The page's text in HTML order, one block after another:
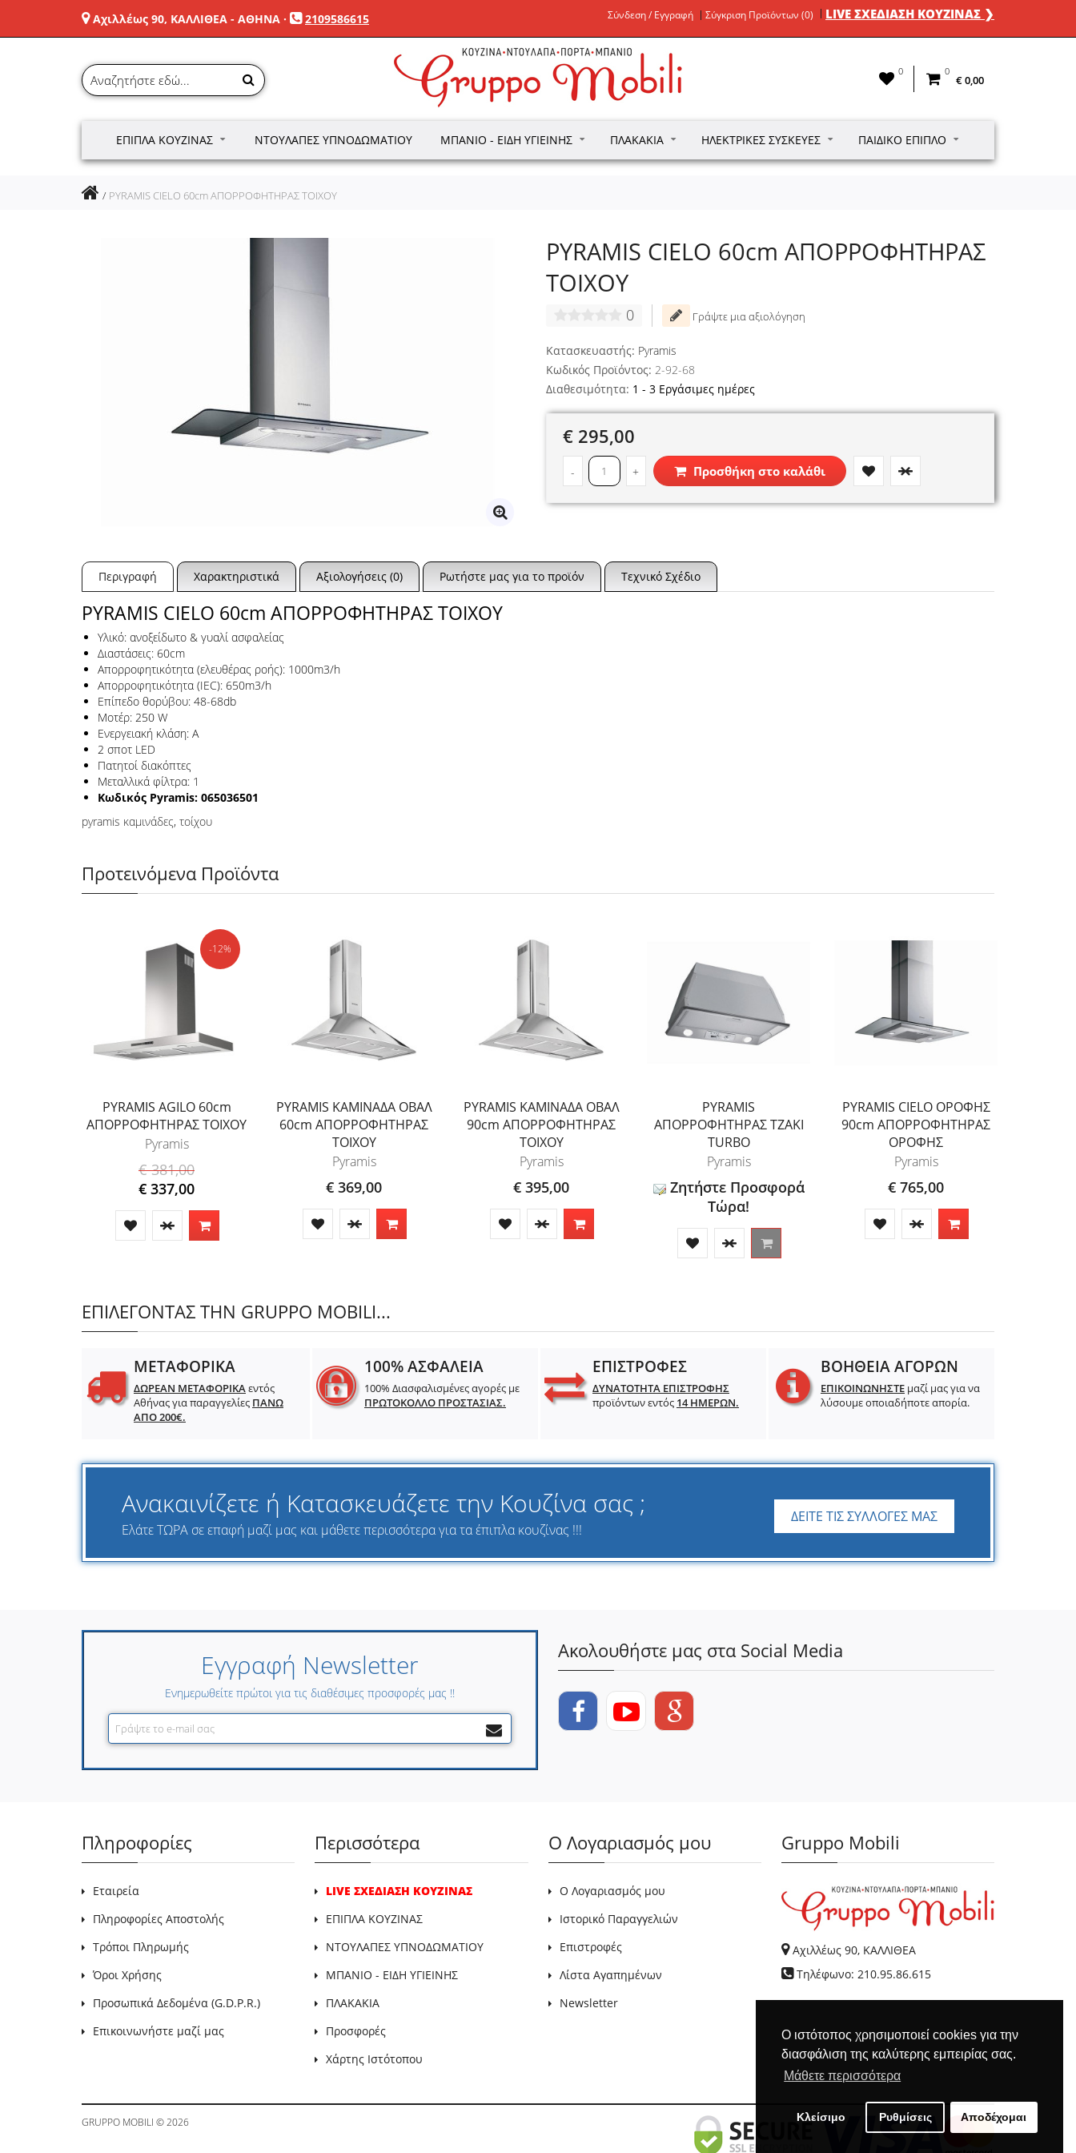
Ο ιστότοπος χρησιμοποιεί cookies για την
διασφάλιση της καλύτερης εμπειρίας σας.
Μάθετε περισσότερα
Κλείσιμο Ρυθμίσεις Αποδέχομαι
Αχιλλέως 90, ΚΑΛΛΙΘΕΑ - ΑΘΗΝΑ · 2109586615 Σύνδεση / Εγγραφή Σύγκριση Προϊόντων (0) LIVE ΣΧΕΔΙΑΣΗ ΚΟΥΖΙΝΑΣ ❯
0 0
€ 0,00
ΈΠΙΠΛΑ ΚΟΥΖΊΝΑΣ ΝΤΟΥΛΆΠΕΣ ΥΠΝΟΔΩΜΑΤΊΟΥ ΜΠΆΝΙΟ - ΕΊΔΗ ΥΓΙΕΙΝΉΣ ΠΛΑΚΆΚΙΑ ΗΛΕΚΤΡΙΚΈΣ ΣΥΣΚΕΥΈΣ ΠΑΙΔΙΚΌ ΈΠΙΠΛΟ
PYRAMIS CIELO 60cm ΑΠΟΡΡΟΦΗΤΗΡΑΣ ΤΟΙΧΟΥ
PYRAMIS CIELO 60cm ΑΠΟΡΡΟΦΗΤΗΡΑΣ
ΤΟΙΧΟΥ
0 Γράψτε μια αξιολόγηση
Κατασκευαστής: Pyramis
Κωδικός Προϊόντος: 2-92-68
Διαθεσιμότητα: 1 - 3 Εργάσιμες ημέρες
€ 295,00
- + Προσθήκη στο καλάθι
Περιγραφή Χαρακτηριστικά Αξιολογήσεις (0) Ρωτήστε μας για το προϊόν Τεχνικό Σχέδιο
PYRAMIS CIELO 60cm ΑΠΟΡΡΟΦΗΤΗΡΑΣ ΤΟΙΧΟΥ
Υλικό: ανοξείδωτο & γυαλί ασφαλείας
Διαστάσεις: 60cm
Απορροφητικότητα (ελευθέρας ροής): 1000m3/h
Απορροφητικότητα (IEC): 650m3/h
Επίπεδο θορύβου: 48-68db
Μοτέρ: 250 W
Ενεργειακή κλάση: A
2 σποτ LED
Πατητοί διακόπτες
Μεταλλικά φίλτρα: 1
Κωδικός Pyramis: 065036501
pyramis καμινάδες, τοίχου
Προτεινόμενα Προϊόντα
-12%
PYRAMIS AGILO 60cm
ΑΠΟΡΡΟΦΗΤΗΡΑΣ ΤΟΙΧΟΥ
Pyramis
€ 381,00
€ 337,00
PYRAMIS ΚΑΜΙΝΑΔΑ ΟΒΑΛ
60cm ΑΠΟΡΡΟΦΗΤΗΡΑΣ
ΤΟΙΧΟΥ
Pyramis
€ 369,00
PYRAMIS ΚΑΜΙΝΑΔΑ ΟΒΑΛ
90cm ΑΠΟΡΡΟΦΗΤΗΡΑΣ
ΤΟΙΧΟΥ
Pyramis
€ 395,00
PYRAMIS
ΑΠΟΡΡΟΦΗΤΗΡΑΣ ΤΖΑΚΙ
TURBO
Pyramis
Ζητήστε Προσφορά
Τώρα!
PYRAMIS CIELO ΟΡΟΦΗΣ
90cm ΑΠΟΡΡΟΦΗΤΗΡΑΣ
ΟΡΟΦΗΣ
Pyramis
€ 765,00
ΕΠΙΛΕΓΟΝΤΑΣ ΤΗΝ GRUPPO MOBILI...
ΜΕΤΑΦΟΡΙΚΑ
ΔΩΡΕΑΝ ΜΕΤΑΦΟΡΙΚΑεντός
Αθήνας για παραγγελίες ΠΑΝΩ
ΑΠΟ 200€.
100% ΑΣΦΑΛΕΙΑ
100% Διασφαλισμένες αγορές με
ΠΡΩΤΟΚΟΛΛΟ ΠΡΟΣΤΑΣΙΑΣ.
ΕΠΙΣΤΡΟΦΕΣ
ΔΥΝΑΤΟΤΗΤΑ ΕΠΙΣΤΡΟΦΗΣ
προϊόντων εντός 14 ΗΜΕΡΩΝ.
ΒΟΗΘΕΙΑ ΑΓΟΡΩΝ
ΕΠΙΚΟΙΝΩΝΗΣΤΕ μαζί μας για να
λύσουμε οποιαδήποτε απορία.
Ανακαινίζετε ή Κατασκευάζετε την Κουζίνα σας ;
Ελάτε ΤΩΡΑ σε επαφή μαζί μας και μάθετε περισσότερα για τα έπιπλα κουζίνας !!!
ΔΕΙΤΕ ΤΙΣ ΣΥΛΛΟΓΕΣ ΜΑΣ
Εγγραφή Newsletter
Ενημερωθείτε πρώτοι για τις διαθέσιμες προσφορές μας !!
Ακολουθήστε μας στα Social Media
Πληροφορίες
Εταιρεία
Πληροφορίες Αποστολής
Τρόποι Πληρωμής
Όροι Χρήσης
Προσωπικά Δεδομένα (G.D.P.R.)
Επικοινωνήστε μαζί μας
Περισσότερα
LIVE ΣΧΕΔΙΑΣΗ ΚΟΥΖΙΝΑΣ
ΕΠΙΠΛΑ ΚΟΥΖΙΝΑΣ
ΝΤΟΥΛΑΠΕΣ ΥΠΝΟΔΩΜΑΤΙΟΥ
ΜΠΑΝΙΟ - ΕΙΔΗ ΥΓΙΕΙΝΗΣ
ΠΛΑΚΑΚΙΑ
Προσφορές
Χάρτης Ιστότοπου
Ο Λογαριασμός μου
Ο Λογαριασμός μου
Ιστορικό Παραγγελιών
Επιστροφές
Λίστα Αγαπημένων
Newsletter
Gruppo Mobili
Αχιλλέως 90, ΚΑΛΛΙΘΕΑ
Τηλέφωνο: 210.95.86.615
GRUPPO MOBILI © 2026